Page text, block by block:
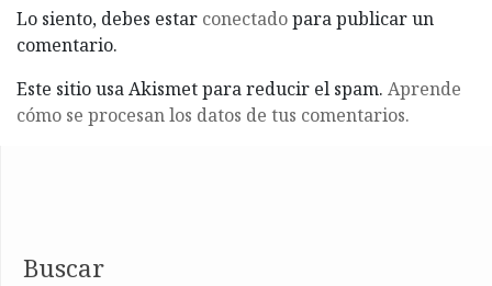
Lo siento, debes estar conectadopara publicar un
comentario.
Este sitio usa Akismet para reducir el spam. Aprende
cómo se procesan los datos de tus comentarios.
Buscar